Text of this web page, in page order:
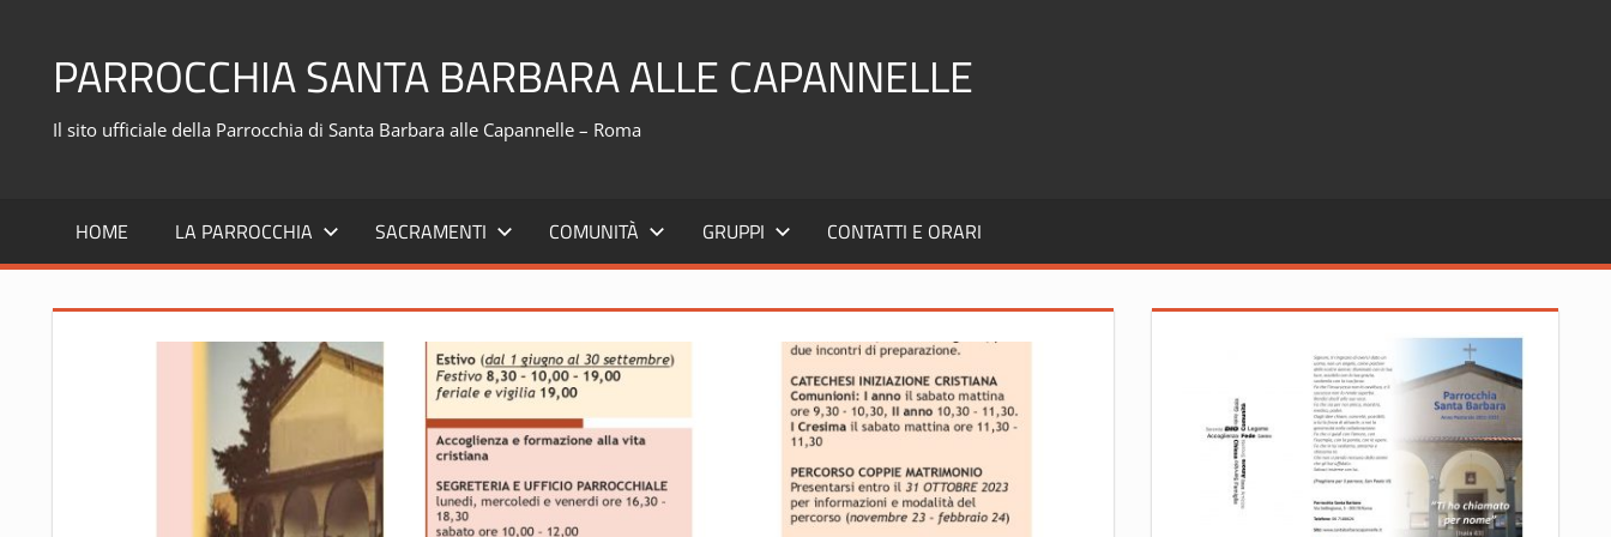
contentPARROCCHIA SANTA BARBARA ALLE CAPANNELLE
Il sito ufficiale della Parrocchia di Santa Barbara alle Capannelle – Roma
HOME LA PARROCCHIA SACRAMENTI COMUNITÀ GRUPPI CONTATTI E ORARI